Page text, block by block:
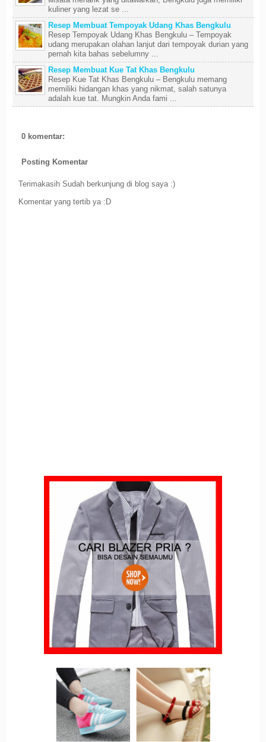
kuliner yang lezat se ...
Resep Membuat Tempoyak Udang Khas Bengkulu
Resep Tempoyak Udang Khas Bengkulu – Tempoyak
udang merupakan olahan lanjut dari tempoyak durian yang
pernah kita bahas sebelumny ...
Resep Membuat Kue Tat Khas Bengkulu
Resep Kue Tat Khas Bengkulu – Bengkulu memang
memiliki hidangan khas yang nikmat, salah satunya
adalah kue tat. Mungkin Anda fami ...
0 komentar:
Posting Komentar
Terimakasih Sudah berkunjung di blog saya :)
Komentar yang tertib ya :D